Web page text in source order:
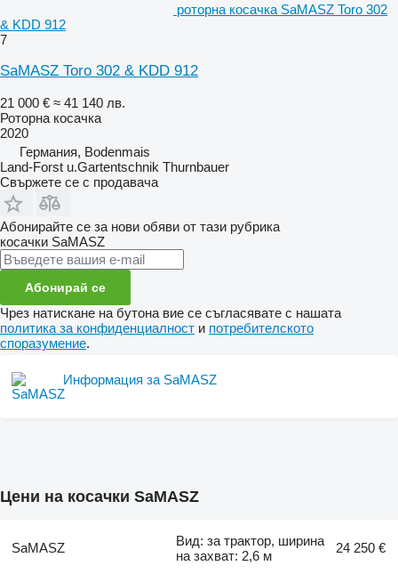
роторна косачка SaMASZ Toro 302
& KDD 912
7
SaMASZ Toro 302 & KDD 912
21 000 € ≈ 41 140 лв.
Роторна косачка
2020
Германия, Bodenmais
Land-Forst u.Gartentschnik Thurnbauer
Свържете се с продавача
Абонирайте се за нови обяви от тази рубрика
косачки SaMASZ
Абонирай се
Чрез натискане на бутона вие се съгласявате с нашата
политика за конфиденциалност и потребителското
споразумение.
Информация за SaMASZ
Цени на косачки SaMASZ
SaMASZ
Вид: за трактор, ширина
на захват: 2,6 м
24 250 €